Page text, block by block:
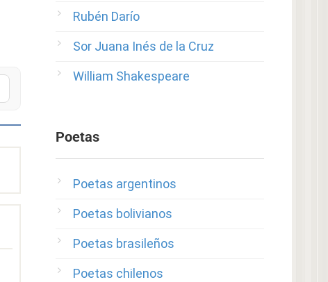
Rubén Darío
Sor Juana Inés de la Cruz
William Shakespeare
Poetas
Poetas argentinos
Poetas bolivianos
Poetas brasileños
Poetas chilenos